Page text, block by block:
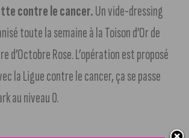
contre le cancer.Un vide-dressing
toute la semaine à la Toison d’Or de
d’Octobre Rose. L’opération est proposé
la Ligue contre le cancer, ça se passe
au niveau 0.